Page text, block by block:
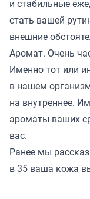
и стабильные
стать вашей
внешние
Аромат. Очень
Именно тот или
в нашем
на внутреннее.
ароматы ваших
вас.
Ранее мы
в 35 ваша кожа